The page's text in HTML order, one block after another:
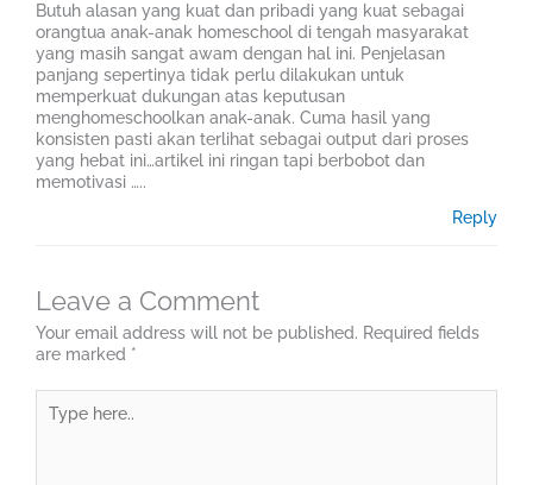
Butuh alasan yang kuat dan pribadi yang kuat sebagai
orangtua anak-anak homeschool di tengah masyarakat
yang masih sangat awam dengan hal ini. Penjelasan
panjang sepertinya tidak perlu dilakukan untuk
memperkuat dukungan atas keputusan
menghomeschoolkan anak-anak. Cuma hasil yang
konsisten pasti akan terlihat sebagai output dari proses
yang hebat ini…artikel ini ringan tapi berbobot dan
memotivasi …..
Reply
Leave a Comment
Your email address will not be published. Required fields
are marked *
here..